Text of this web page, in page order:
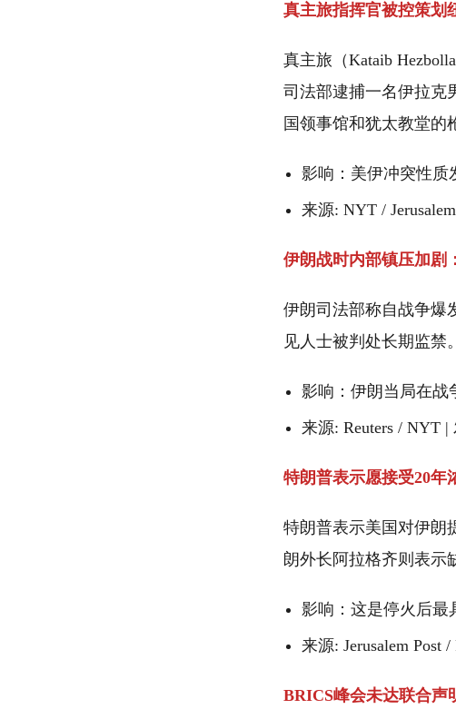
真主旅指挥官被控策划
真主旅（Kataib
司法部逮捕一名伊拉克
国领事馆和犹太教堂的
影响：美伊冲突性质
来源: NYT /
伊朗战时内部镇压加剧
伊朗司法部称自战争爆
见人士被判处长期监禁
影响：伊朗当局在战
来源: Reuters / NYT |
特朗普表示愿接受20年
特朗普表示美国对伊朗
朗外长阿拉格齐则表示
影响：这是停火后最
来源: Jerusalem Post
BRICS峰会未达联合声